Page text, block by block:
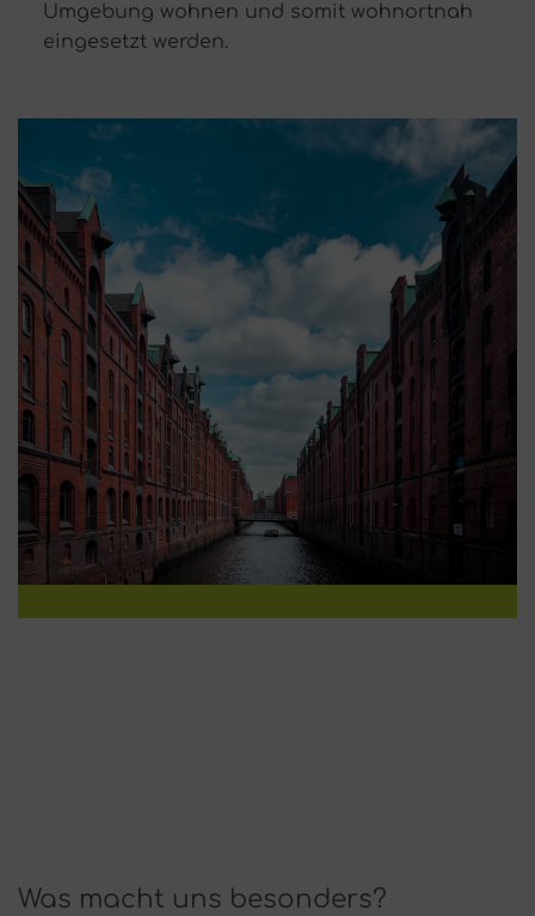
Umgebung wohnen und somit wohnortnah
eingesetzt werden.
Was macht uns besonders?